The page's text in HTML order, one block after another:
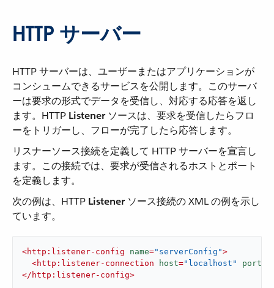
HTTP サーバー
HTTP サーバーは、ユーザーまたはアプリケーションが
コンシュームできるサービスを公開します。このサーバ
ーは要求の形式でデータを受信し、対応する応答を返し
ます。HTTP ​ Listener​ ソースは、要求を受信したらフロ
ーをトリガーし、フローが完了したら応答します。
リスナーソース接続を定義して HTTP サーバーを宣言し
ます。この接続では、要求が受信されるホストとポート
を定義します。
次の例は、HTTP ​ Listener​ ソース接続の XML の例を示し
ています。
<http:listener-config name="serverConfig">
<http:listener-connection host="localhost" port
</ http:listener-config>